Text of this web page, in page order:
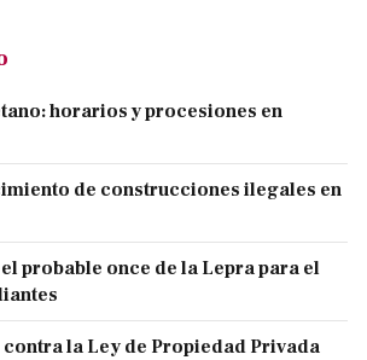
horarios y procesiones en
de construcciones ilegales en
probable once de la Lepra para el
la Ley de Propiedad Privada